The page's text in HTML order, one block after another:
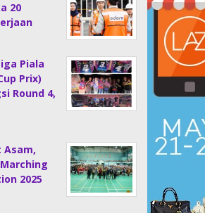
20
Piala
Prix)
Round 4,
Asam,
Marching
2025